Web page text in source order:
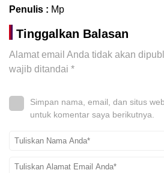
Penulis : Mp
Tinggalkan Balasan
Alamat email Anda tidak akan
wajib ditandai *
Simpan nama, email, dan situs
untuk komentar saya berikutnya.